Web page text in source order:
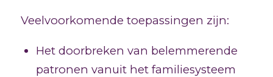
Veelvoorkomende toepassingen zijn:
Het doorbreken van belemmerende
patronen vanuit het familiesysteem